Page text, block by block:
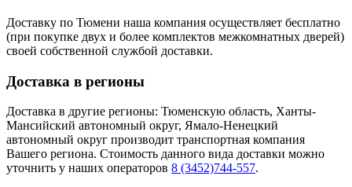
Доставку по Тюмени наша компания осуществляет бесплатно
(при покупке двух и более комплектов межкомнатных дверей)
своей собственной службой доставки.
Доставка в регионы
Доставка в другие регионы: Тюменскую область, Ханты-
Мансийский автономный округ, Ямало-Ненецкий
автономный округ производит транспортная компания
Вашего региона. Стоимость данного вида доставки можно
уточнить у наших операторов 8 (3452)744-557.